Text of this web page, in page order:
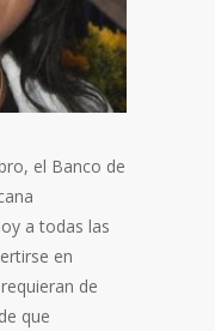
el Banco de
a todas las
en
de
que